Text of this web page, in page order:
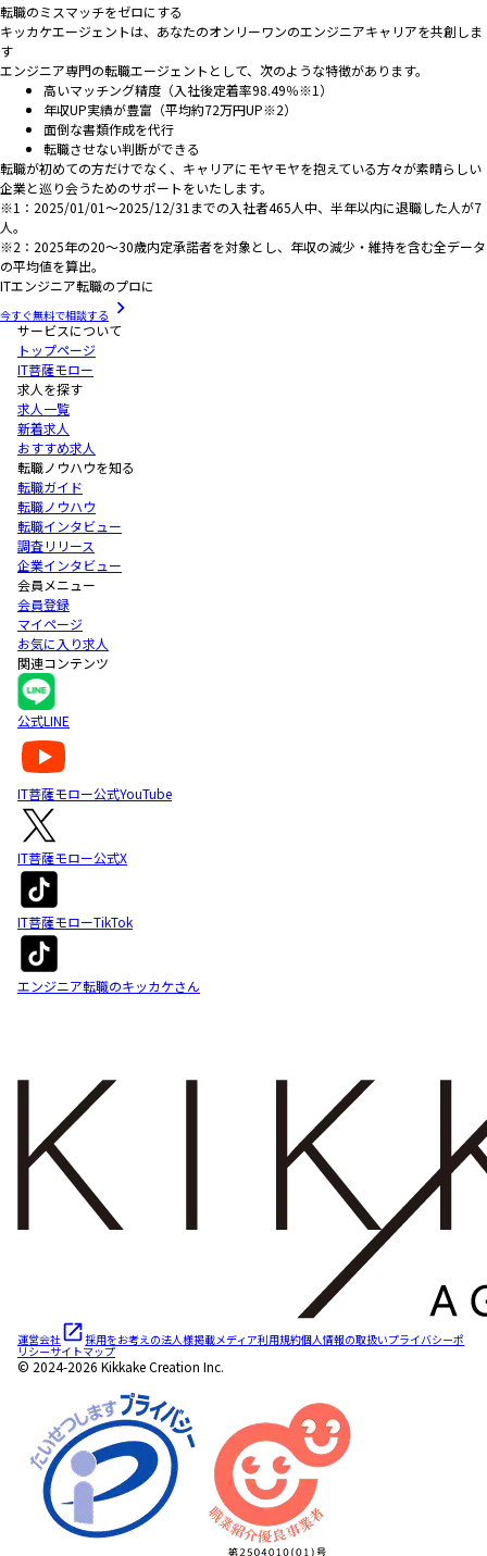
転職のミスマッチをゼロにする
キッカケエージェントは、あなたのオンリーワンのエンジニアキャリアを共創しま
す
エンジニア専門の転職エージェントとして、次のような特徴があります。
高いマッチング精度（入社後定着率98.49％※1）
年収UP実績が豊富（平均約72万円UP※2）
面倒な書類作成を代行
転職させない判断ができる
転職が初めての方だけでなく、キャリアにモヤモヤを抱えている方々が素晴らしい
企業と巡り会うためのサポートをいたします。
※1：2025/01/01～2025/12/31までの入社者465人中、半年以内に退職した人が7
人。
※2：2025年の20～30歳内定承諾者を対象とし、年収の減少・維持を含む全データ
の平均値を算出。
ITエンジニア転職のプロに
今すぐ無料で相談する
サービスについて
トップページ
IT菩薩モロー
求人を探す
求人一覧
新着求人
おすすめ求人
転職ノウハウを知る
転職ガイド
転職ノウハウ
転職インタビュー
調査リリース
企業インタビュー
会員メニュー
会員登録
マイページ
お気に入り求人
関連コンテンツ
公式LINE
IT菩薩モロー公式YouTube
IT菩薩モロー公式X
IT菩薩モローTikTok
エンジニア転職のキッカケさん
運営会社 採用をお考えの法人様掲載メディア利用規約個人情報の取扱いプライバシーポ
リシーサイトマップ
© 2024-2026 Kikkake Creation Inc.